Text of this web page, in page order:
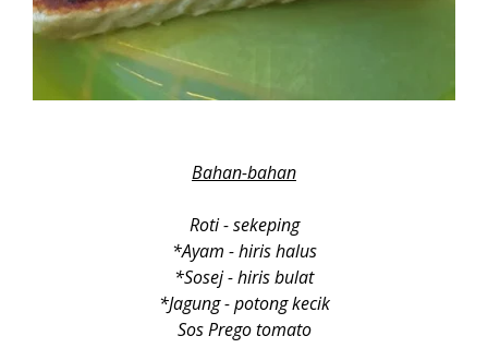
Bahan-bahan
Roti - sekeping
*Ayam - hiris halus
*Sosej - hiris bulat
*Jagung - potong kecik
Sos Prego tomato